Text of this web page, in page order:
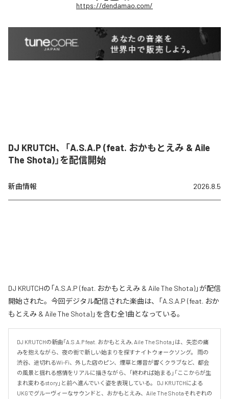
https://dendamao.com/
DJ KRUTCH、「A.S.A.P (feat. おかもとえみ & Aile
The Shota)」を配信開始
新曲情報 2026.8.5
DJ KRUTCHの「A.S.A.P (feat. おかもとえみ & Aile The Shota)」が配信
開始された。今回デジタル配信された楽曲は、「A.S.A.P (feat. おか
もとえみ & Aile The Shota)」を含む全1曲となっている。
DJ KRUTCHの新曲「A.S.A.P feat. おかもとえみ, Aile The Shota」は、失恋の痛
みを抱えながら、夜の街で新しい始まりを探すナイトウォークソング。 雨の
渋谷、途切れるWi-Fi、外した店のピン、煙草と爆音が響くクラブなど、都会
の風景と揺れる感情をリアルに描きながら、「終われば始まる」「ここからが生
まれ変わるstory」と前へ進んでいく姿を表現している。 DJ KRUTCHによる
UKGでグルーヴィーなサウンドと、おかもとえみ、Aile The Shotaそれぞれの